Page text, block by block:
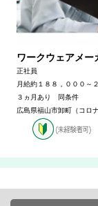
世界有数の
年収５００万円
岡山県浅口郡里